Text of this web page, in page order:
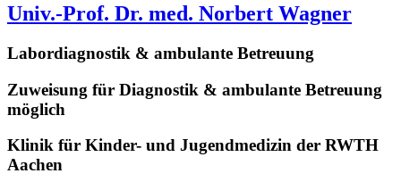
Univ.-Prof. Dr. med. Norbert Wagner
Labordiagnostik & ambulante Betreuung
Zuweisung für Diagnostik & ambulante Betreuung
möglich
Klinik für Kinder- und Jugendmedizin der RWTH
Aachen